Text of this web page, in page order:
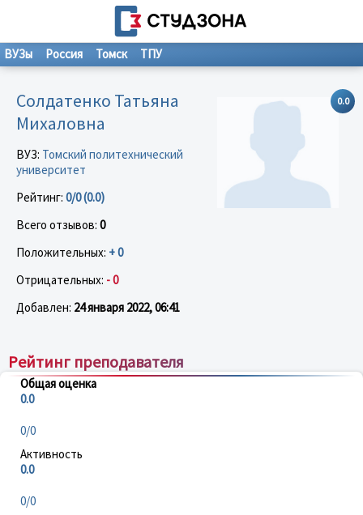
ВУЗы Россия Томск ТПУ
0.0
Солдатенко Татьяна
Михаловна
ВУЗ: Томский политехнический
университет
Рейтинг: 0/0 (0.0)
Всего отзывов: 0
Положительных: + 0
Отрицательных: - 0
Добавлен: 24 января 2022, 06:41
Рейтинг преподавателя
Общая оценка
0.0
0/0
Активность
0.0
0/0